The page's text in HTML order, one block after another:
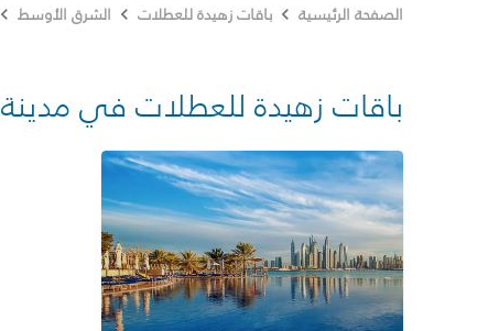
الصفحة الرئيسية باقات زهيدة للعطلات الشرق الأوسط
باقات زهيدة للعطلات في مدينة